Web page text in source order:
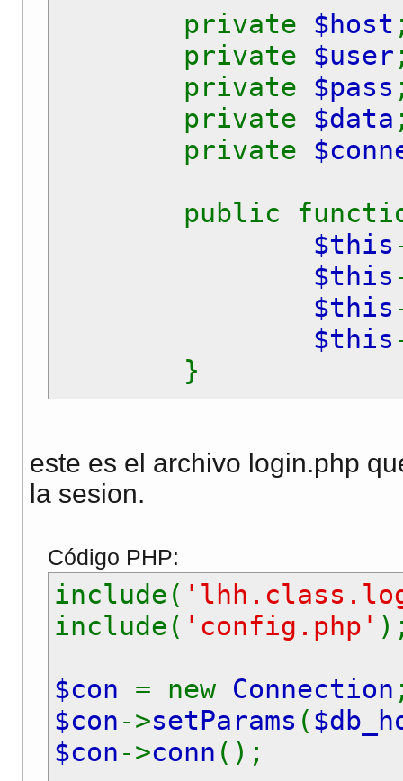
private $host
private $user
private $pass
private $data
private
public
$this
$this
$this
$this
}
$this
if (
}
public
}
}
este es el archivo login.php
la sesion.
Código PHP:
include(
include( 'config.php'
$con = new Connection
$con ->setParams (
$con ->conn ();